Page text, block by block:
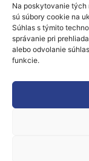
Na poskytovanie tých
sú súbory cookie na
Súhlas s týmito
správanie pri
alebo odvolanie
funkcie.